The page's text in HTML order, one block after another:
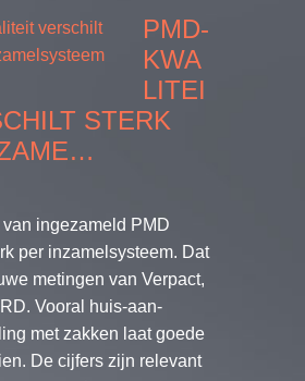
PMD-
KWA
LITEI
STERK
ingezameld PMD
per inzamelsysteem. Dat
metingen van Verpact,
Vooral huis-aan-
met zakken laat goede
De cijfers zijn relevant